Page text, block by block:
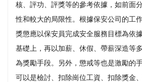
核、評功、評獎等的參考依據，如前面
性和較大的局限性。根據保安公司的工
獎懲應以保安員完成安全服務目標為依
基礎上，再以加薪、休假、帶薪深造等
為獎勵手段。另外，懲戒等也是激勵的
可以是檢討、扣除崗位工資、扣除獎金